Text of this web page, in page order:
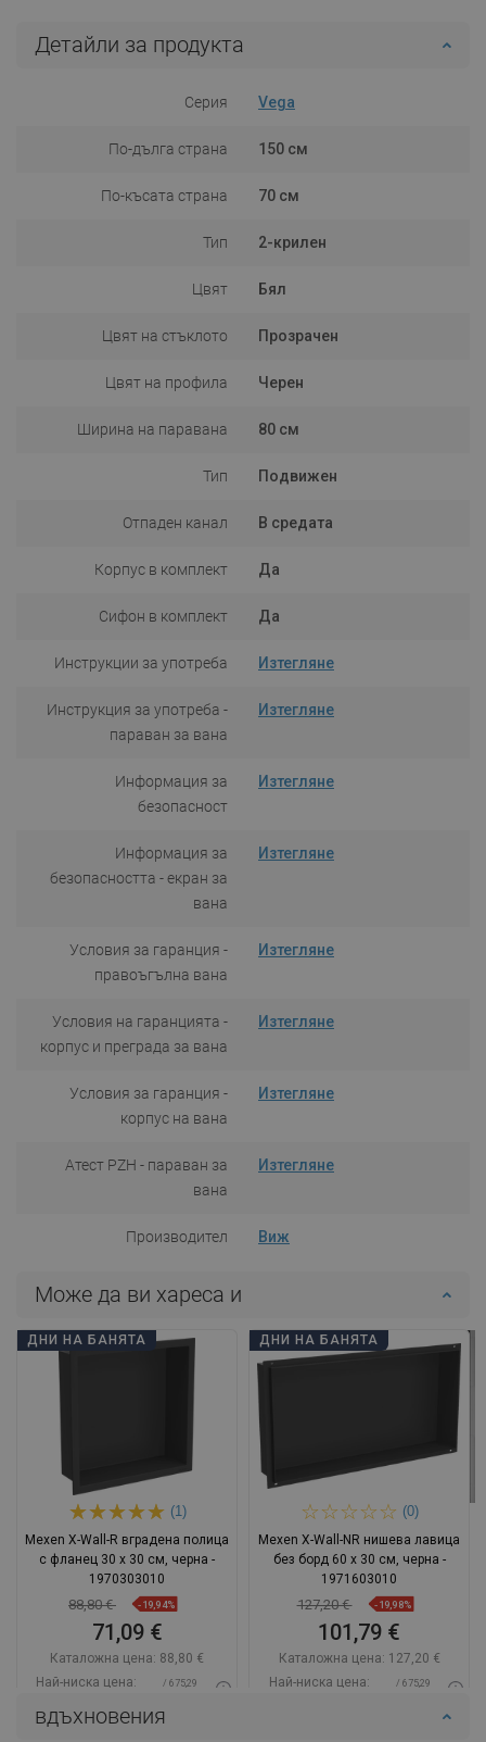
Детайли за продукта
Серия Vega
По-дълга страна 150 см
По-късата страна 70 см
Тип 2-крилен
Цвят Бял
Цвят на стъклото Прозрачен
Цвят на профила Черен
Ширина на паравана 80 см
Тип Подвижен
Отпаден канал В средата
Корпус в комплект Да
Сифон в комплект Да
Инструкции за употреба Изтегляне
Инструкция за употреба -
параван за вана
Изтегляне
Информация за
безопасност
Изтегляне
Информация за
безопасността - екран за
вана
Изтегляне
Условия за гаранция -
правоъгълна вана
Изтегляне
Условия на гаранцията -
корпус и преграда за вана
Изтегляне
Условия за гаранция -
корпус на вана
Изтегляне
Атест PZH - параван за
вана
Изтегляне
Производител Виж
Може да ви хареса и
ДНИ НА БАНЯТА
(1)
Mexen X-Wall-R вградена полица
с фланец 30 x 30 см, черна -
1970303010
88,80 € -19,94%
71,09 €
Каталожна цена: 88,80 €
Най-ниска цена:
/ 675,29
Наличност:В наличност
ДНИ НА БАНЯТА
(0)
Mexen X-Wall-NR нишева лавица
без борд 60 x 30 см, черна -
1971603010
127,20 € -19,98%
101,79 €
Каталожна цена: 127,20 €
Най-ниска цена:
/ 675,29
вдъхновения